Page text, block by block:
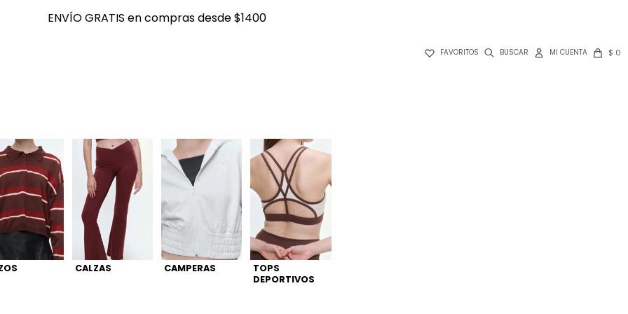
ENVÍO GRATIS en compras desde $1400
 FAVORITOS $ 0
ENVÍO GRATIS en compras desde $1400
CALZAS CAMPERAS
TOPS
DEPORTIVOS